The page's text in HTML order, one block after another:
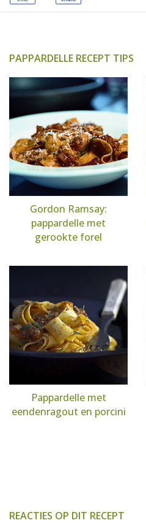
PAPPARDELLE RECEPT TIPS
Gordon Ramsay:
pappardelle met
gerookte forel
Pappardelle met
eendenragout en porcini
REACTIES OP DIT RECEPT